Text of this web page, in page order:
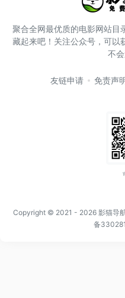
聚合全网最优质的电影网站目
藏起来吧！关注公众号，可以
不会
友链申请 免责声
Copyright © 2021 - 2026 影猫导
备